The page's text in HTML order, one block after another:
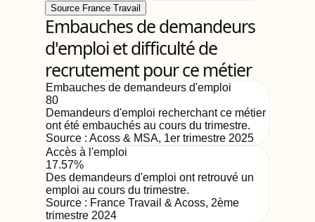
Source France Travail
Embauches de demandeurs
d'emploi et difficulté de
recrutement pour ce métier
Embauches de demandeurs d'emploi
80
Demandeurs d'emploi recherchant ce métier
ont été embauchés au cours du trimestre.
Source : Acoss & MSA, 1er trimestre 2025
Accès à l'emploi
17.57%
Des demandeurs d'emploi ont retrouvé un
emploi au cours du trimestre.
Source : France Travail & Acoss, 2ème
trimestre 2024